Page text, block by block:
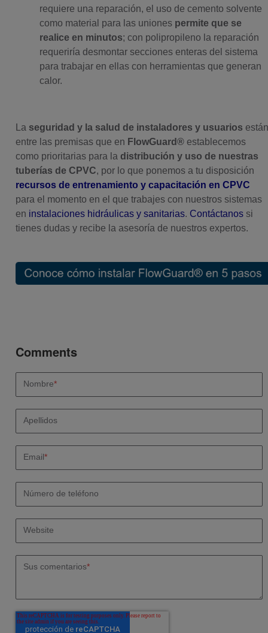
requiere una reparación, el uso de cemento solvente
como material para las uniones permite que se
realice en minutos; con polipropileno la reparación
requeriría desmontar secciones enteras del sistema
para trabajar en ellas con herramientas que generan
calor.
La seguridad y la salud de instaladores y usuarios
entre las premisas que en FlowGuard® establecemos
como prioritarias para ladistribución y uso de nuestras
tuberías de CPVC, por lo que ponemos a tu disposición
recursos de entrenamiento y capacitación en CPVC
para el momento en el que trabajes con nuestros sistemas
en instalaciones hidráulicas y sanitarias. Contáctanos si
tienes dudas y recibe la asesoría de nuestros expertos.
Nombre*
Apellidos
Email*
Número de teléfono
Website
Sus comentarios*